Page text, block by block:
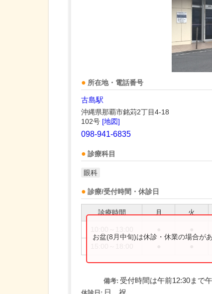
所在地・電話番号
古島駅
沖縄県那覇市銘苅2丁目4-18
102号 [地図]
098-941-6835
診療科目
眼科
診療/受付時間・休診日
診療時間 月 火
お盆(8月中旬)は休診・休業の場合が
備考: 受付時間は午前12:30まで